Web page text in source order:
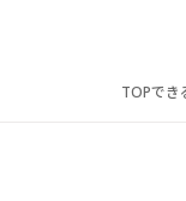
TOPでき